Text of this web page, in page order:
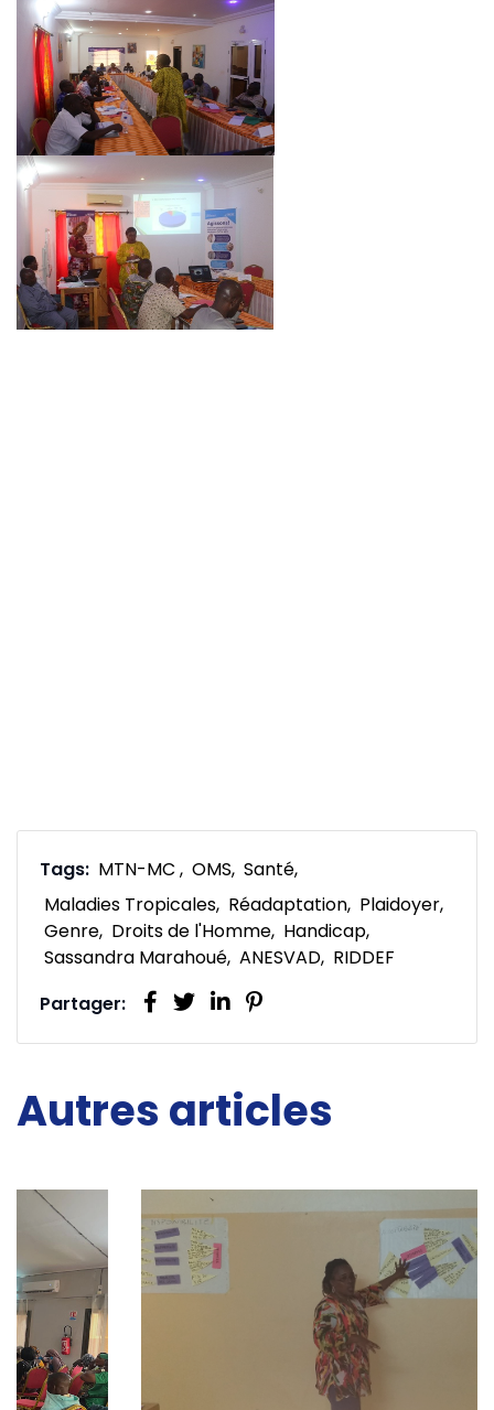
Tags: MTN-MC OMS Santé
Maladies Tropicales Réadaptation Plaidoyer
Genre Droits de l'Homme Handicap
Sassandra Marahoué ANESVAD RIDDEF
Partager:
Autres articles